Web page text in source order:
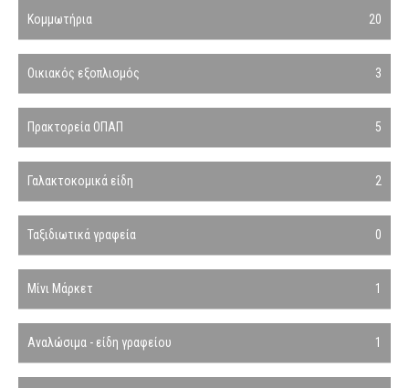
Κομμωτήρια 20
Οικιακός εξοπλισμός 3
Πρακτορεία ΟΠΑΠ 5
Γαλακτοκομικά είδη 2
Ταξιδιωτικά γραφεία 0
Μίνι Μάρκετ 1
Αναλώσιμα - είδη γραφείου 1